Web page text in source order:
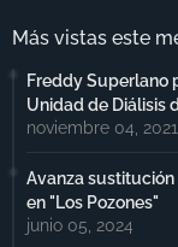
Más vistas este
Freddy Superlano
Unidad de Diálisis
noviembre 04, 2021
Avanza
en "Los Pozones"
junio 05, 2024